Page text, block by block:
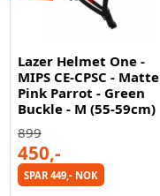
Lazer Helmet One -
MIPS CE-CPSC - Matte
Pink Parrot - Green
Buckle - M (55-59cm)
899
450,-
SPAR 449,- NOK